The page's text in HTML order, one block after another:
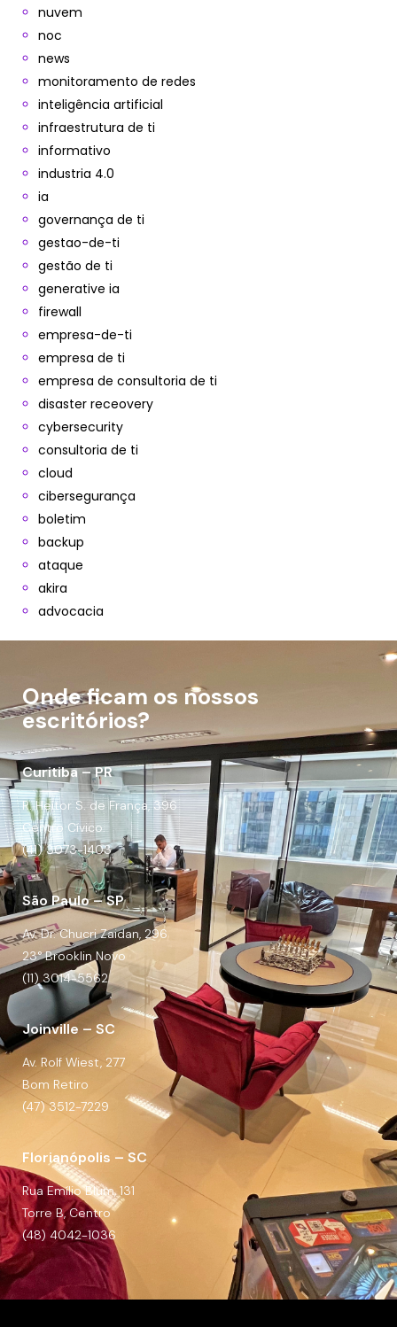
nuvem
noc
news
monitoramento de redes
inteligência artificial
infraestrutura de ti
informativo
industria 4.0
ia
governança de ti
gestao-de-ti
gestão de ti
generative ia
firewall
empresa-de-ti
empresa de ti
empresa de consultoria de ti
disaster receovery
cybersecurity
consultoria de ti
cloud
cibersegurança
boletim
backup
ataque
akira
advocacia
Onde ficam os nossos
escritórios?
Curitiba – PR
R. Heitor S. de França, 396
Centro Cívico.
(41) 3073-1403
São Paulo – SP
Av. Dr. Chucri Zaidan, 296
23° Brooklin Novo
(11) 3014-5562
Joinville – SC
Av. Rolf Wiest, 277
Bom Retiro
(47) 3512-7229
Florianópolis – SC
Rua Emílio Blum, 131
Torre B, Centro
(48) 4042-1036